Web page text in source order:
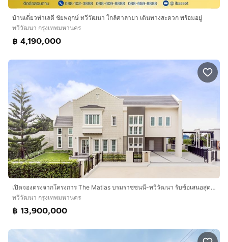
บ้านเดี่ยวทำเลดี ชัยพฤกษ์ ทวีวัฒนา ใกล้ศาลายา เดินทางสะดวก พร้อมอยู่
ทวีวัฒนา กรุงเทพมหานคร
฿ 4,190,000
เปิดจองตรงจากโครงการ The Matias บรมราชชนนี-ทวีวัฒนา รับข้อเสนอสุดพิเศษ VIP ทันที
ทวีวัฒนา กรุงเทพมหานคร
฿ 13,900,000